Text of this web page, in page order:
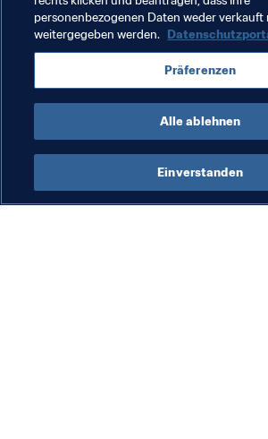
Verwandte Themen
Organisation
personenbezogenen Daten weder verkauft
weitergegeben werden.
Präferenzen
Alle ablehnen
Einverstanden